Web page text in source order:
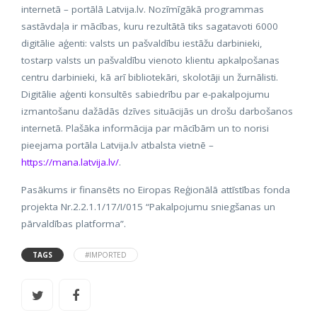
internetā – portālā Latvija.lv. Nozīmīgākā programmas
sastāvdaļa ir mācības, kuru rezultātā tiks sagatavoti 6000
digitālie aģenti: valsts un pašvaldību iestāžu darbinieki,
tostarp valsts un pašvaldību vienoto klientu apkalpošanas
centru darbinieki, kā arī bibliotekāri, skolotāji un žurnālisti.
Digitālie aģenti konsultēs sabiedrību par e-pakalpojumu
izmantošanu dažādās dzīves situācijās un drošu darbošanos
internetā. Plašāka informācija par mācībām un to norisi
pieejama portāla Latvija.lv atbalsta vietnē –
https://mana.latvija.lv/.
Pasākums ir finansēts no Eiropas Reģionālā attīstības fonda
projekta Nr.2.2.1.1/17/I/015 “Pakalpojumu sniegšanas un
pārvaldības platforma”.
TAGS #IMPORTED